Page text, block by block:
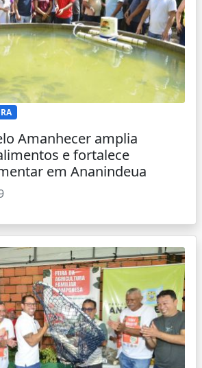
Amanhecer amplia
e fortalece
em Ananindeua